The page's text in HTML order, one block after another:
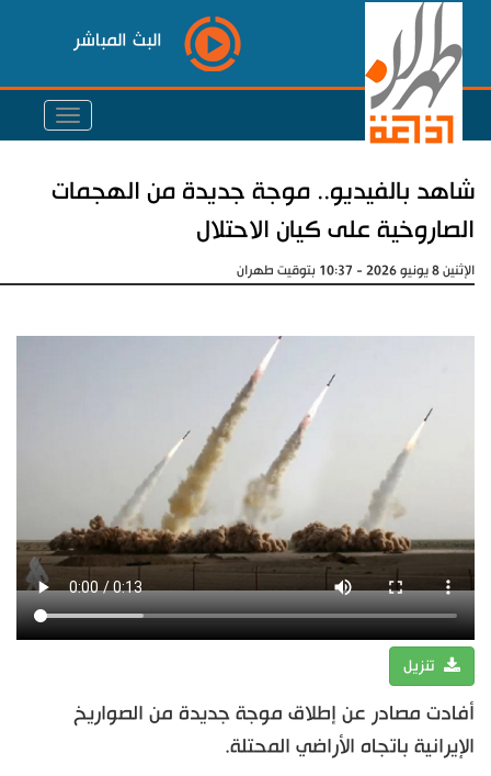
البث المباشر
شاهد بالفيديو.. موجة جديدة من الهجمات
الصاروخية على كيان الاحتلال
الإثنين 8 يونيو 2026 - 10:37 بتوقيت طهران
تنزيل
أفادت مصادر عن إطلاق موجة جديدة من الصواريخ
الإيرانية باتجاه الأراضي المحتلة.